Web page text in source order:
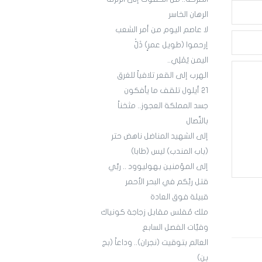
الرهان الخاسر
لا عاصم اليوم من أمر الشعب
إرحموا (طويل عمرٍ) ذَلّْ
اليمن يُمْلِي..
الهرب إلى القعر تلافياً للغرق
21 أيلول تلقف ما يأفكون
جسد المملكة العجوز.. مثخناً
بالنِّصال
إلى الشهيد المناضل ناهض حتر
(باب المندب) ليس (طابا)
إلى المؤمنين بهوليوود .. ربِّي
قتل ربَّكم في البحر الأحمر
قبيلة فوق العادة
ملك مُفلس مقابل زجاجة كونياك
وفيَّات الفصل السابع
العالم بتوقيت (نجران).. وداعاً (بج
بن)